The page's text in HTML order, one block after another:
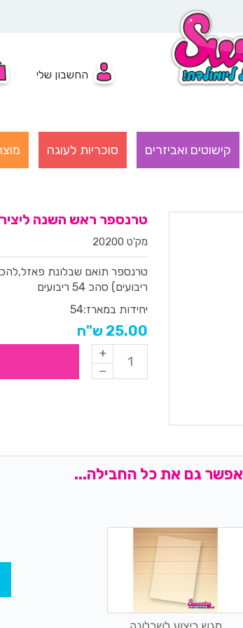
החשבון שלי
קישוטים ואביזרים סוכריות לעוגה
טרנספר ראש השנה ליצירת 6 פאזלים
מק'ט 20200
ריבועים) סהכ 54 ריבועים
יחידות במארז:54
25.00 ש"ח
אפשר גם את כל החבילה...